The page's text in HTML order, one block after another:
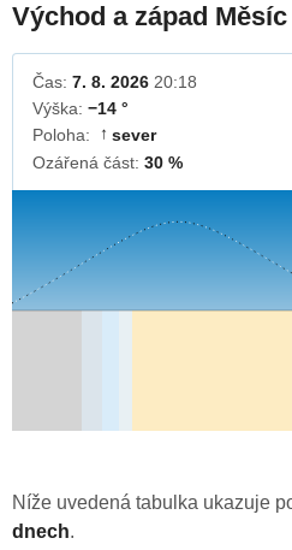
Východ a západ Měsíc
Čas: 7. 8. 2026 20:18
Výška: −14 °
Poloha:
↓ sever
Ozářená část: 30 %
Níže uvedená tabulka ukazuje
dnech.